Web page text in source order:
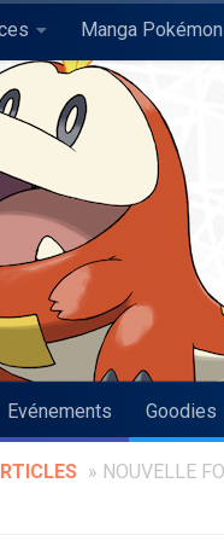
Manga Pokémon
Evénements Goodies
» NOUVELLE